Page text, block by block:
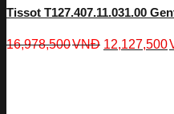
Tissot T127.407.11.031.00
16,978,500VNĐ 12,127,500